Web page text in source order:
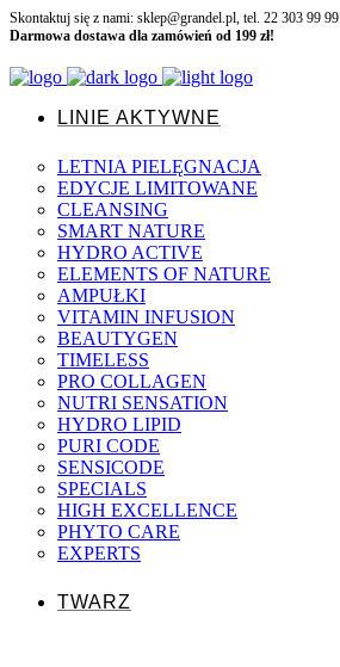
Skontaktuj się z nami: sklep@grandel.pl, tel. 22 303 99 99
Darmowa dostawa dla zamówień od 199 zł!
LINIE AKTYWNE
LETNIA PIELĘGNACJA
EDYCJE LIMITOWANE
CLEANSING
SMART NATURE
HYDRO ACTIVE
ELEMENTS OF NATURE
AMPUŁKI
VITAMIN INFUSION
BEAUTYGEN
TIMELESS
PRO COLLAGEN
NUTRI SENSATION
HYDRO LIPID
PURI CODE
SENSICODE
SPECIALS
HIGH EXCELLENCE
PHYTO CARE
EXPERTS
TWARZ